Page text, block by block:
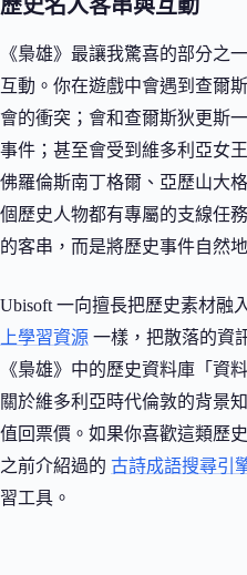
歷史名人客串與互動
《梟雄》最讓我驚喜的部分之
互動。你在遊戲中會遇到查爾
會的衝突；會和查爾斯狄更斯
事件；甚至會受到維多利亞女
佛羅倫斯南丁格爾、亞歷山大
個歷史人物都有專屬的支線任
的客串，而是將歷史事件自然
Ubisoft 一向擅長把歷史素材融
上學習資源 一樣，把散落的資
《梟雄》中的歷史資料庫「資
關於維多利亞時代倫敦的背景
值回票價。如果你喜歡這類歷
之前介紹過的 古詩成語搜尋引
習工具。